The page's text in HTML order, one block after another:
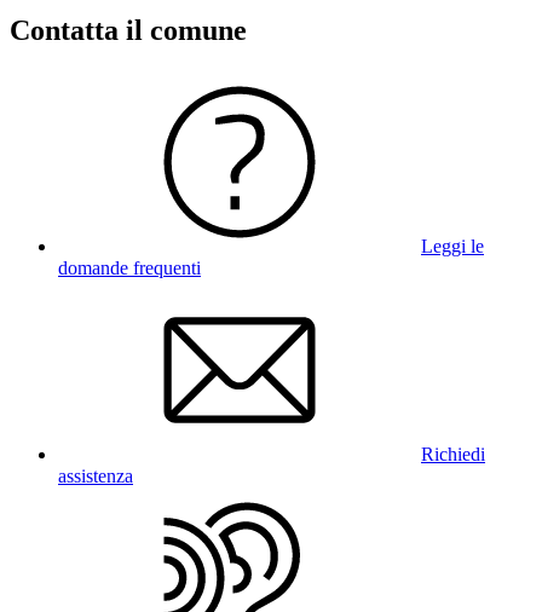
Contatta il comune
Leggi le
domande frequenti
Richiedi
assistenza